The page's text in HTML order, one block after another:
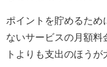
ポイントを貯めるた
ないサービスの月額
トよりも支出のほうが